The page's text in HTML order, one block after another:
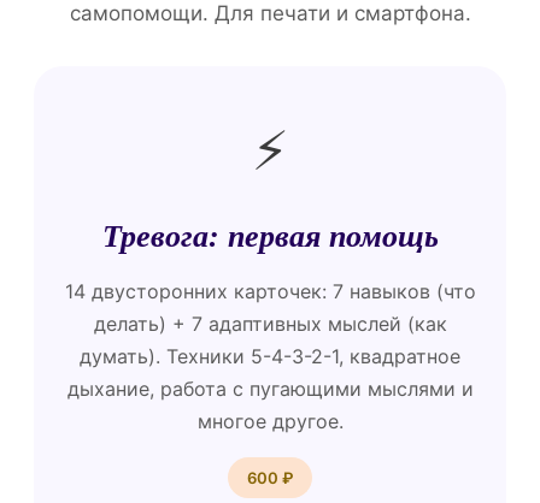
самопомощи. Для печати и смартфона.
⚡
Тревога: первая помощь
14 двусторонних карточек: 7 навыков (что
делать) + 7 адаптивных мыслей (как
думать). Техники 5-4-3-2-1, квадратное
дыхание, работа с пугающими мыслями и
многое другое.
600 ₽